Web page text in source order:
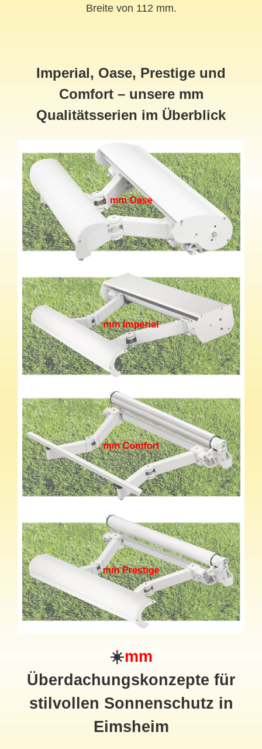
Breite von 112 mm.
Imperial, Oase, Prestige und
Comfort – unsere mm
Qualitätsserien im Überblick
☀️mm
Überdachungskonzepte für
stilvollen Sonnenschutz in
Eimsheim